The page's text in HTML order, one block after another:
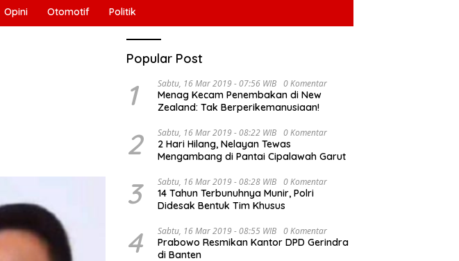
Opini Otomotif Politik
Popular Post
1 Sabtu, 16 Mar 2019 - 07:56 WIB 0 Komentar
Menag Kecam Penembakan di New
Zealand: Tak Berperikemanusiaan!
2 Sabtu, 16 Mar 2019 - 08:22 WIB 0 Komentar
2 Hari Hilang, Nelayan Tewas
Mengambang di Pantai Cipalawah Garut
3 Sabtu, 16 Mar 2019 - 08:28 WIB 0 Komentar
14 Tahun Terbunuhnya Munir, Polri
Didesak Bentuk Tim Khusus
4 Sabtu, 16 Mar 2019 - 08:55 WIB 0 Komentar
Prabowo Resmikan Kantor DPD Gerindra
di Banten